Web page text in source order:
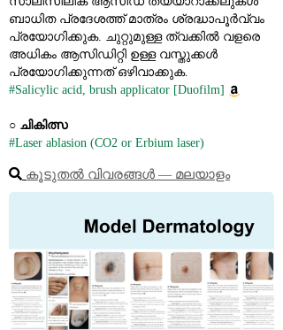
ബാധിത പ്രദേശത്ത് മാത്രം ശ്രദ്ധാപൂർവ്വം
പ്രയോഗിക്കുക. ചുറ്റുമുള്ള ത്വക്കിൽ വളരെ
അധികം ആസിഡിറ്റി ഉള്ള വസ്തുക്കൾ
പ്രയോഗിക്കുന്നത് ഒഴിവാക്കുക.
#Salicylic acid, brush applicator [Duofilm]
○ ചികിത്സ
#Laser ablasion (CO2 or Erbium laser)
കൂടുതൽ വിവരങ്ങൾ ― മലയാളം